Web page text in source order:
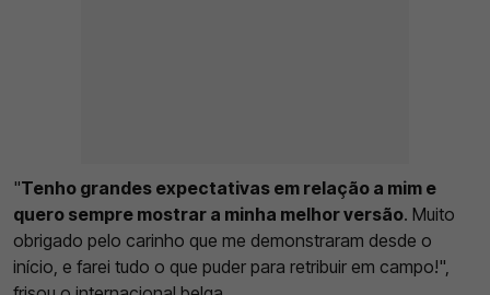
"Tenho grandes expectativas em relação a mim e
quero sempre mostrar a minha melhor versão. Muito
obrigado pelo carinho que me demonstraram desde o
início, e farei tudo o que puder para retribuir em campo!",